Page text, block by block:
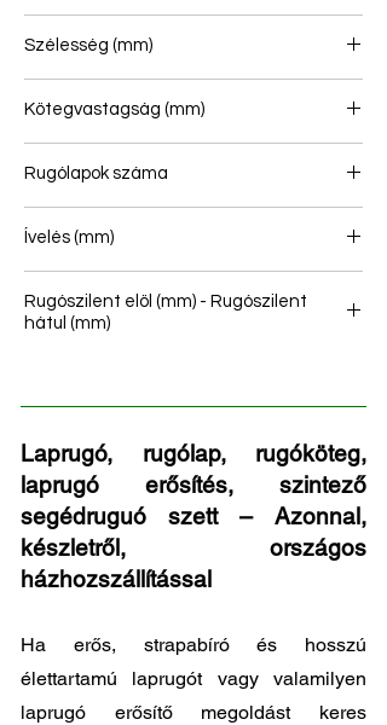
Szélesség (mm)
Kötegvastagság (mm)
Rugólapok száma
Ívelés (mm)
Rugószilent elöl (mm) - Rugószilent
hátul (mm)
Laprugó, rugólap, rugóköteg,
laprugó erősítés, szintező
segédruguó szett – Azonnal,
készletről, országos
házhozszállítással
Ha erős, strapabíró és hosszú
élettartamú laprugót vagy valamilyen
laprugó erősítő megoldást keres